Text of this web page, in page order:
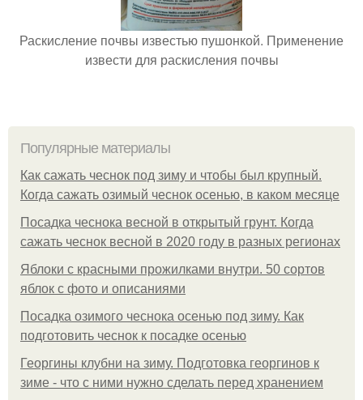
Раскисление почвы известью пушонкой. Применение
извести для раскисления почвы
Популярные материалы
Как сажать чеснок под зиму и чтобы был крупный.
Когда сажать озимый чеснок осенью, в каком месяце
Посадка чеснока весной в открытый грунт. Когда
сажать чеснок весной в 2020 году в разных регионах
Яблоки с красными прожилками внутри. 50 сортов
яблок с фото и описаниями
Посадка озимого чеснока осенью под зиму. Как
подготовить чеснок к посадке осенью
Георгины клубни на зиму. Подготовка георгинов к
зиме - что с ними нужно сделать перед хранением